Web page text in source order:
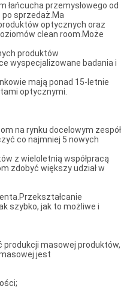
łańcucha przemysłowego od
po sprzedaż.Ma
optycznych oraz
clean room.Może
produktów
wyspecjalizowane badania i
mają ponad 15-letnie
optycznymi.
na rynku docelowym zespół
co najmniej 5 nowych
z wieloletnią współpracą
zdobyć większy udział w
szybko, jak to możliwe i
produkcji masowej produktów,
jest